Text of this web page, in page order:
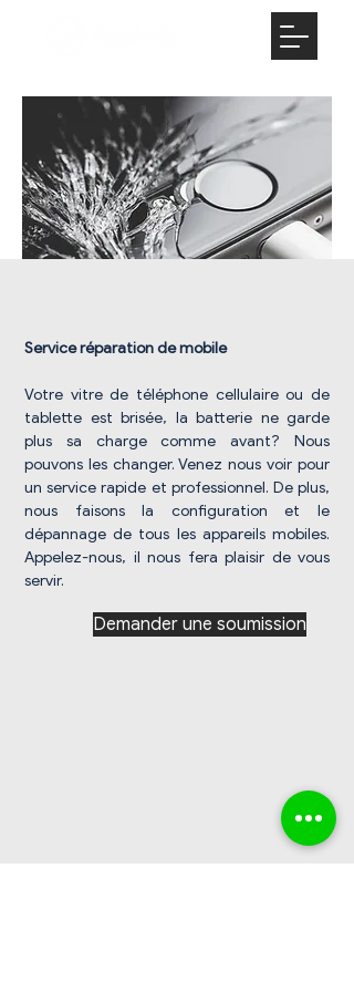
Réparation de configuration
d'appareils mobiles
Service réparation de mobile
Votre vitre de téléphone cellulaire ou de
tablette est brisée, la batterie ne garde
plus sa charge comme avant? Nous
pouvons les changer. Venez nous voir pour
un service rapide et professionnel. De plus,
nous faisons la configuration et le
dépannage de tous les appareils mobiles.
Appelez-nous, il nous fera plaisir de vous
servir.
Demander une soumission